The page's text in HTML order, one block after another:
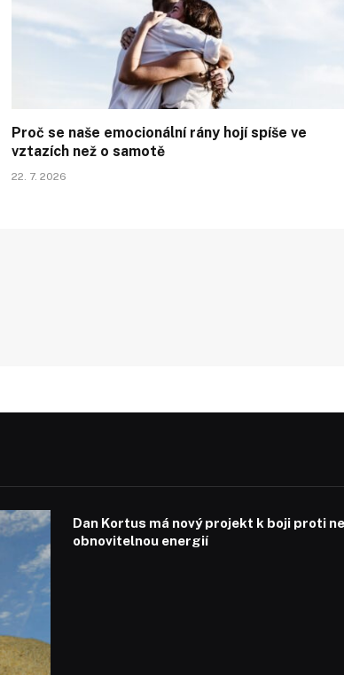
Proč se naše emocionální rány hojí spíše ve
vztazích než o samotě
22. 7. 2026
Dan Kortus má nový projekt k boji proti
obnovitelnou energií